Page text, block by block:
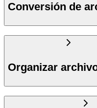
Conversión de
Organizar